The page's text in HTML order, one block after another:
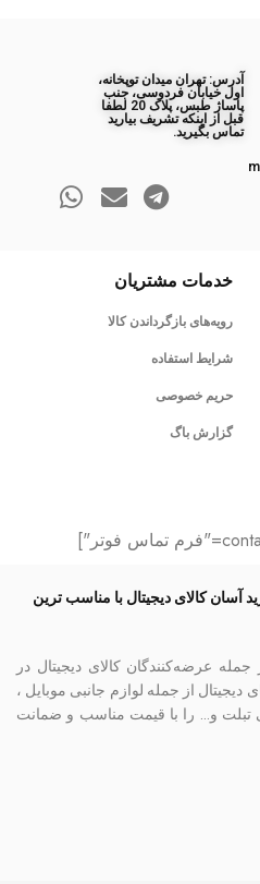
آدرس: تهران میدان توپخانه،
اول خیابان فردوسی، جنب
پاساژ طبس، پلاک 20 لطفا
قبل از اینکه تشریف بیارید
تماس بگیرید.
خدمات مشتریان
رویه‌های بازگرداندن کالا
شرایط استفاده
حریم خصوصی
گزارش باگ
کالای دیجیتال با مناسب ترین
عرضه‌کنندگان کالای دیجیتال در
از جمله لوازم جانبی موبایل ،
تبلت و… را با قیمت مناسب و ضمانت